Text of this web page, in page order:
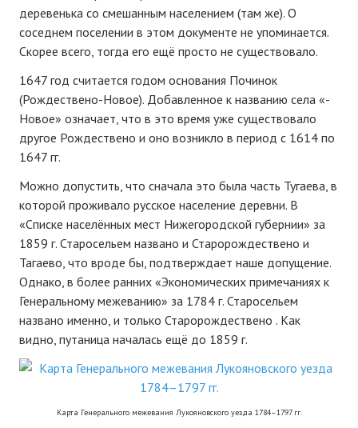
деревенька со смешанным населением (там же). О
соседнем поселении в этом документе не упоминается.
Скорее всего, тогда его ещё просто не существовало.
1647 год считается годом основания Починок
(Рождествено-Новое). Добавленное к названию села «-
Новое» означает, что в это время уже существовало
другое Рождествено и оно возникло в период с 1614 по
1647 гг.
Можно допустить, что сначала это была часть Тугаева, в
которой проживало русское население деревни. В
«Списке населённых мест Нижегородской губернии» за
1859 г. Старосельем названо и Старорождествено и
Тагаево, что вроде бы, подтверждает наше допущение.
Однако, в более ранних «Экономических примечаниях к
Генеральному межеванию» за 1784 г. Старосельем
названо именно, и только Старорождествено . Как
видно, путаница началась ещё до 1859 г.
Карта Генерального межевания Лукояновского уезда 1784–1797 гг.